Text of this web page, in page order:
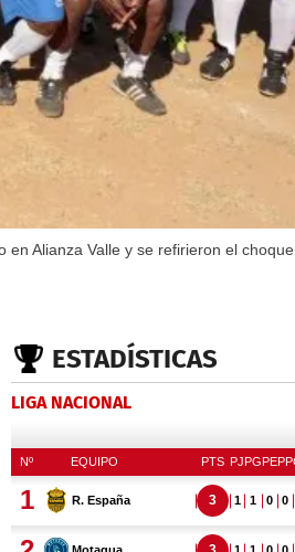
Alianza Valle y se refirieron el choque
ESTADÍSTICAS
LIGA NACIONAL